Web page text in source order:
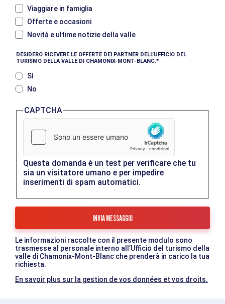
Viaggiare in famiglia
Offerte e occasioni
Novità e ultime notizie della valle
DESIDERO RICEVERE LE OFFERTE DEI PARTNER DELL’UFFICIO DEL
TURISMO DELLA VALLE DI CHAMONIX-MONT-BLANC.
Sì
No
CAPTCHA
Questa domanda è un test per verificare che tu
sia un visitatore umano e per impedire
inserimenti di spam automatici.
Le informazioni raccolte con il presente modulo sono
trasmesse al personale interno all’Ufficio del turismo della
valle di Chamonix-Mont-Blanc che prenderà in carico la tua
richiesta.
En savoir plus sur la gestion de vos données et vos droits.